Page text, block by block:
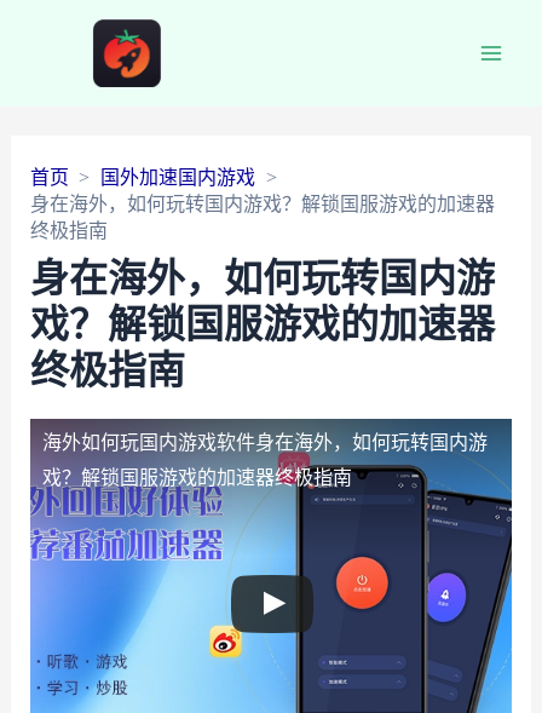
首页
国外加速国内游戏
身在海外，如何玩转国内游戏？解锁国服游戏的加速器
终极指南
身在海外，如何玩转国内游
戏？解锁国服游戏的加速器
终极指南
海外如何玩国内游戏软件身在海外，如何玩转国内游
戏？解锁国服游戏的加速器终极指南